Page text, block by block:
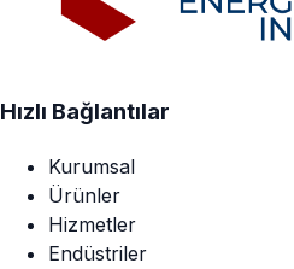
Hızlı Bağlantılar
Kurumsal
Ürünler
Hizmetler
Endüstriler